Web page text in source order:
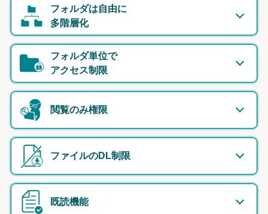
フォルダは自由に
多階層化
フォルダ単位で
アクセス制限
閲覧のみ権限
ファイルのDL制限
既読機能